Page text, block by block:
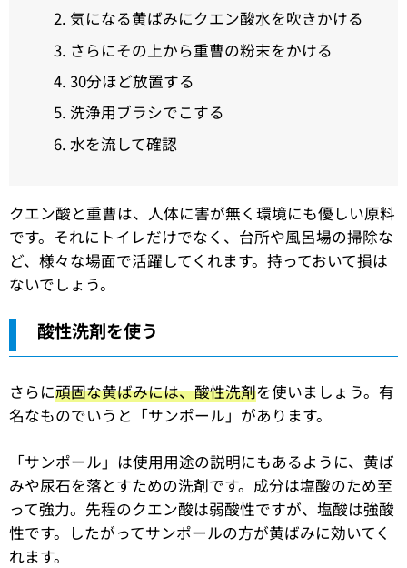
気になる黄ばみにクエン酸水を吹きかける
さらにその上から重曹の粉末をかける
30分ほど放置する
洗浄用ブラシでこする
水を流して確認
クエン酸と重曹は、人体に害が無く環境にも優しい原料
です。それにトイレだけでなく、台所や風呂場の掃除な
ど、様々な場面で活躍してくれます。持っておいて損は
ないでしょう。
酸性洗剤を使う
さらに頑固な黄ばみには、酸性洗剤を使いましょう。有
名なものでいうと「サンポール」があります。
「サンポール」は使用用途の説明にもあるように、黄ば
みや尿石を落とすための洗剤です。成分は塩酸のため至
って強力。先程のクエン酸は弱酸性ですが、塩酸は強酸
性です。したがってサンポールの方が黄ばみに効いてく
れます。